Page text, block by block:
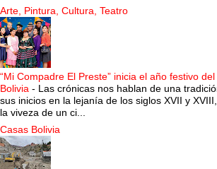
Arte, Pintura, Cultura, Teatro
“Mi Compadre El Preste” inicia el año festivo
Bolivia - Las crónicas nos hablan de una
sus inicios en la lejanía de los siglos XVII y
la viveza de un ci...
Casas Bolivia